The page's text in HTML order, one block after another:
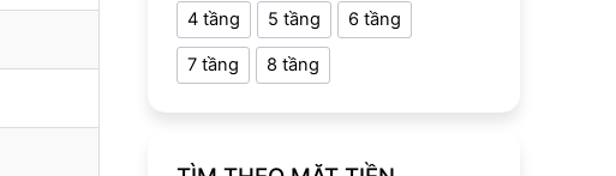
4 tầng 5 tầng 6 tầng
7 tầng 8 tầng